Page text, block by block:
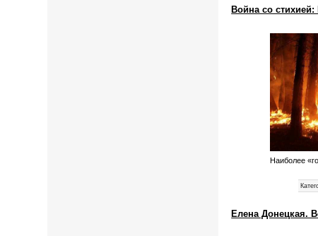
Война со
Наиболее
Елена Донецкая.